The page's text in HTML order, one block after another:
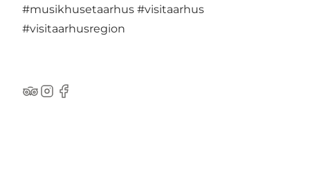
#musikhusetaarhus #visitaarhus
#visitaarhusregion
TripAdvisor
Instagram
Facebook